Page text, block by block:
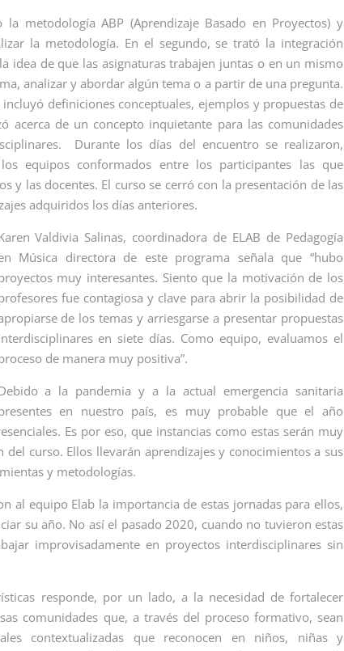
metodología ABP (Aprendizaje Basado en Proyectos) y
la metodología. En el segundo, se trató la integración
idea de que las asignaturas trabajen juntas o en un mismo
analizar y abordar algún tema o a partir de una pregunta.
definiciones conceptuales, ejemplos y propuestas de
acerca de un concepto inquietante para las comunidades
Durante los días del encuentro se realizaron,
equipos conformados entre los participantes las que
y las docentes. El curso se cerró con la presentación de las
adquiridos los días anteriores.
Valdivia Salinas, coordinadora de ELAB de Pedagogía
Música directora de este programa señala que “hubo
muy interesantes. Siento que la motivación de los
fue contagiosa y clave para abrir la posibilidad de
de los temas y arriesgarse a presentar propuestas
en siete días. Como equipo, evaluamos el
de manera muy positiva”.
a la pandemia y a la actual emergencia sanitaria
en nuestro país, es muy probable que el año
Es por eso, que instancias como estas serán muy
curso. Ellos llevarán aprendizajes y conocimientos a sus
y metodologías.
al equipo Elab la importancia de estas jornadas para ellos,
su año. No así el pasado 2020, cuando no tuvieron estas
improvisadamente en proyectos interdisciplinares sin
responde, por un lado, a la necesidad de fortalecer
comunidades que, a través del proceso formativo, sean
contextualizadas que reconocen en niños, niñas y